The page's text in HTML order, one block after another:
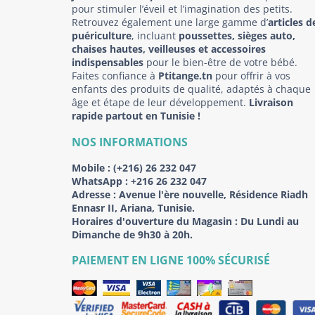
pour stimuler l’éveil et l’imagination des petits.
Retrouvez également une large gamme d’articles
puériculture, incluant poussettes, sièges auto,
chaises hautes, veilleuses et accessoires
indispensables pour le bien-être de votre bébé.
Faites confiance à Ptitange.tn pour offrir à vos
enfants des produits de qualité, adaptés à chaque
âge et étape de leur développement. Livraison
rapide partout en Tunisie !
NOS INFORMATIONS
Mobile : (+216) 26 232 047
WhatsApp : +216 26 232 047
Adresse : Avenue l'ère nouvelle, Résidence Riadh
Ennasr II, Ariana, Tunisie.
Horaires d'ouverture du Magasin : Du Lundi au
Dimanche de 9h30 à 20h.
PAIEMENT EN LIGNE 100% SÉCURISÉ